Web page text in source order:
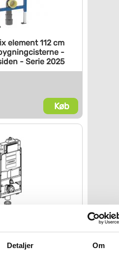
Detaljer Om
element 112 cm
-
- Serie 2025
Køb
-til